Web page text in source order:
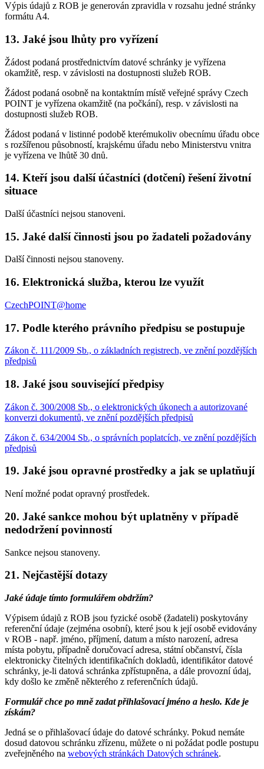
Výpis údajů z ROB je generován zpravidla v rozsahu jedné stránky
formátu A4.
13. Jaké jsou lhůty pro vyřízení
Žádost podaná prostřednictvím datové schránky je vyřízena
okamžitě, resp. v závislosti na dostupnosti služeb ROB.
Žádost podaná osobně na kontaktním místě veřejné správy Czech
POINT je vyřízena okamžitě (na počkání), resp. v závislosti na
dostupnosti služeb ROB.
Žádost podaná v listinné podobě kterémukoliv obecnímu úřadu obce
s rozšířenou působností, krajskému úřadu nebo Ministerstvu vnitra
je vyřízena ve lhůtě 30 dnů.
14. Kteří jsou další účastníci (dotčení) řešení životní
situace
Další účastníci nejsou stanoveni.
15. Jaké další činnosti jsou po žadateli požadovány
Další činnosti nejsou stanoveny.
16. Elektronická služba, kterou lze využít
CzechPOINT@home
17. Podle kterého právního předpisu se postupuje
Zákon č. 111/2009 Sb., o základních registrech, ve znění pozdějších
předpisů
18. Jaké jsou související předpisy
Zákon č. 300/2008 Sb., o elektronických úkonech a autorizované
konverzi dokumentů, ve znění pozdějších předpisů
Zákon č. 634/2004 Sb., o správních poplatcích, ve znění pozdějších
předpisů
19. Jaké jsou opravné prostředky a jak se uplatňují
Není možné podat opravný prostředek.
20. Jaké sankce mohou být uplatněny v případě
nedodržení povinností
Sankce nejsou stanoveny.
21. Nejčastější dotazy
Jaké údaje tímto formulářem obdržím?
Výpisem údajů z ROB jsou fyzické osobě (žadateli) poskytovány
referenční údaje (zejména osobní), které jsou k její osobě evidovány
v ROB - např. jméno, příjmení, datum a místo narození, adresa
místa pobytu, případně doručovací adresa, státní občanství, čísla
elektronicky čitelných identifikačních dokladů, identifikátor datové
schránky, je-li datová schránka zpřístupněna, a dále provozní údaj,
kdy došlo ke změně některého z referenčních údajů.
Formulář chce po mně zadat přihlašovací jméno a heslo. Kde je
získám?
Jedná se o přihlašovací údaje do datové schránky. Pokud nemáte
dosud datovou schránku zřízenu, můžete o ni požádat podle postupu
zveřejněného na webových stránkách Datových schránek.